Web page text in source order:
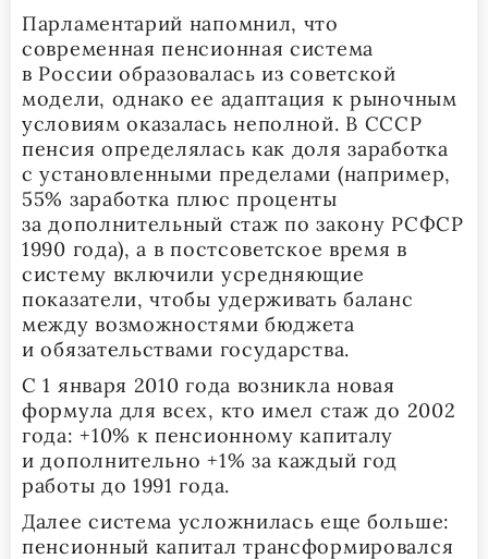
Парламентарий напомнил, что
современная пенсионная система
в России образовалась из советской
модели, однако ее адаптация к рыночным
условиям оказалась неполной. В СССР
пенсия определялась как доля заработка
с установленными пределами (например,
55% заработка плюс проценты
за дополнительный стаж по закону РСФСР
1990 года), а в постсоветское время в
систему включили усредняющие
показатели, чтобы удерживать баланс
между возможностями бюджета
и обязательствами государства.
С 1 января 2010 года возникла новая
формула для всех, кто имел стаж до 2002
года: +10% к пенсионному капиталу
и дополнительно +1% за каждый год
работы до 1991 года.
Далее система усложнилась еще больше:
пенсионный капитал трансформировался